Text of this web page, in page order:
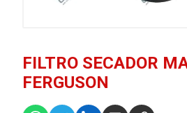
FILTRO SECADOR
FERGUSON